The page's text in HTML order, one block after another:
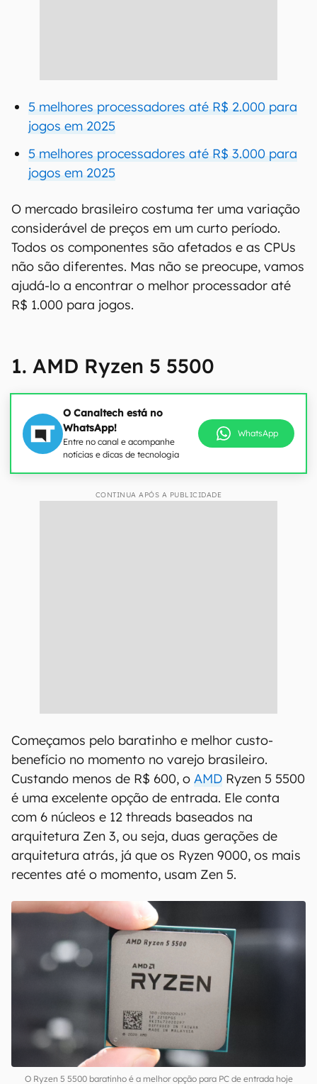
5 melhores processadores até R$ 2.000 para
jogos em 2025
5 melhores processadores até R$ 3.000 para
jogos em 2025
O mercado brasileiro costuma ter uma variação
considerável de preços em um curto período.
Todos os componentes são afetados e as CPUs
não são diferentes. Mas não se preocupe, vamos
ajudá-lo a encontrar o melhor processador até
R$ 1.000 para jogos.
1. AMD Ryzen 5 5500
O Canaltech está no
WhatsApp!
Entre no canal e acompanhe
notícias e dicas de tecnologia
WhatsApp
CONTINUA APÓS A PUBLICIDADE
Começamos pelo baratinho e melhor custo-
benefício no momento no varejo brasileiro.
Custando menos de R$ 600, o AMD Ryzen 5 5500
é uma excelente opção de entrada. Ele conta
com 6 núcleos e 12 threads baseados na
arquitetura Zen 3, ou seja, duas gerações de
arquitetura atrás, já que os Ryzen 9000, os mais
recentes até o momento, usam Zen 5.
O Ryzen 5 5500 baratinho é a melhor opção para PC de entrada hoje